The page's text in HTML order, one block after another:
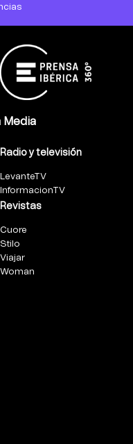
Media
Radio y televisión
LevanteTV
InformacionTV
Revistas
Cuore
Stilo
Viajar
Woman